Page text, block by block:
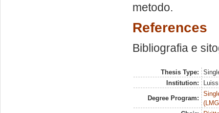
metodo.
References
Bibliografia e
Thesis Type:
Institution:
Degree Program: